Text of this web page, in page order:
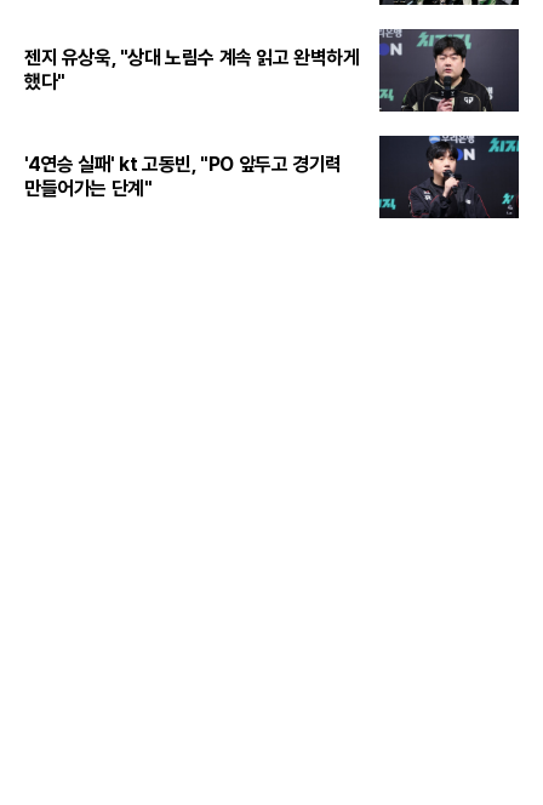
젠지 유상욱, "상대 노림수 계속 읽고 완벽하게
했다"
'4연승 실패' kt 고동빈, "PO 앞두고 경기력
만들어가는 단계"